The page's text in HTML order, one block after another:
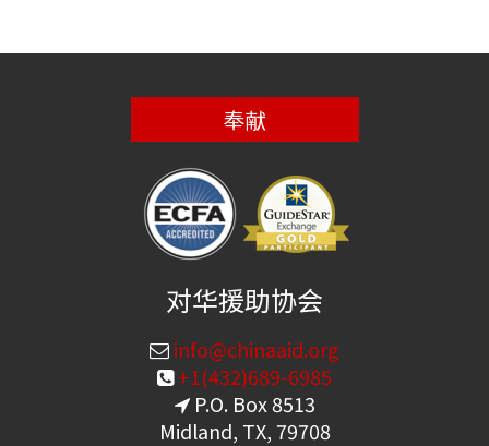
奉献
对华援助协会
info@chinaaid.org
+1(432)689-6985
P.O. Box 8513
Midland, TX, 79708